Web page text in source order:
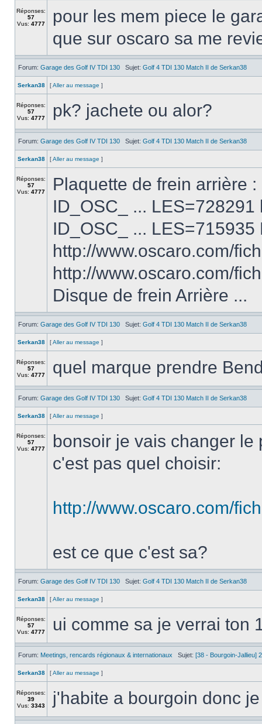
Réponses:
57
Vus: 4777
pour les mem piece le
que sur oscaro sa me
Forum: Garage des Golf IV TDI 130 Sujet: Golf 4 TDI 130 Match II de Serkan38
Serkan38 [Aller au message ]
Réponses:
57
Vus: 4777 pk? jachete ou alor?
Forum: Garage des Golf IV TDI 130 Sujet: Golf 4 TDI 130 Match II de Serkan38
Serkan38 [Aller au message ]
Réponses:
57
Vus: 4777
Plaquette de frein arrière
ID_OSC_ ...
ID_OSC_ ...
http://www.oscaro.com/
http://www.oscaro.com/
Disque de frein Arrière ...
Forum: Garage des Golf IV TDI 130 Sujet: Golf 4 TDI 130 Match II de Serkan38
Serkan38 [Aller au message ]
Réponses:
57
Vus: 4777 quel marque prendre
Forum: Garage des Golf IV TDI 130 Sujet: Golf 4 TDI 130 Match II de Serkan38
Serkan38 [Aller au message ]
Réponses:
57
Vus: 4777
bonsoir je vais changer
c'est pas quel choisir:
http://www.oscaro.com/
est ce que c'est sa?
Forum: Garage des Golf IV TDI 130 Sujet: Golf 4 TDI 130 Match II de Serkan38
Serkan38 [Aller au message ]
Réponses:
57
Vus: 4777 ui comme sa je verrai ton
Forum: Meetings, rencards régionaux & internationaux Sujet: [38 - Bourgoin-Jallieu]
Serkan38 [Aller au message ]
Réponses:
39
Vus: 3343 j'habite a bourgoin donc